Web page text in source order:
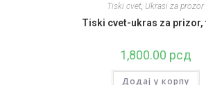
Tiski cvet, Ukrasi za prozor
Tiski cvet-ukras za prizor,
1,800.00 рсд
Додај у корпу